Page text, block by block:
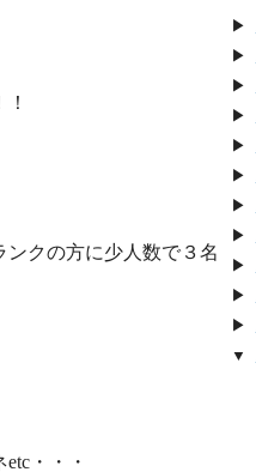
クの方に少人数で３名
・・・